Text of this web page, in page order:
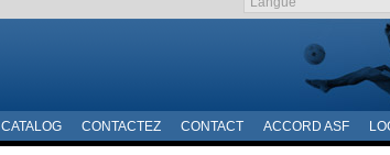
CATALOG CONTACTEZ CONTACT ACCORD ASF